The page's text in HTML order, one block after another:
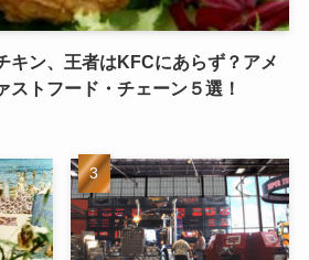
キン、王者はKFCにあらず？アメ
ストフード・チェーン５選！